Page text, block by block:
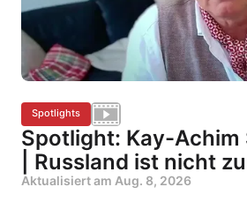
Spotlights
Spotlight: Kay-Achim
| Russland ist nicht
Aktualisiert am Aug. 8, 2026